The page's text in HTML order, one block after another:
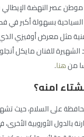
موطن عصر النهضة
بسهولة أكبر في
مثل معرض أوفيزي
للفنان مايكل
منهنا.
امنه؟
على السلام، حيث
بالدول الأوروبية